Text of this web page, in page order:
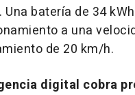
Una batería de 34
a una
de 20 km/h.
digital cobra